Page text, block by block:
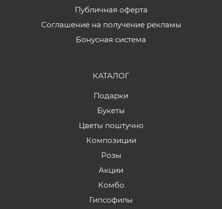
Публичная оферта
Соглашение на получение рекламы
Бонусная система
КАТАЛОГ
Подарки
Букеты
Цветы поштучно
Композиции
Розы
Акции
Комбо
Гипсофилы